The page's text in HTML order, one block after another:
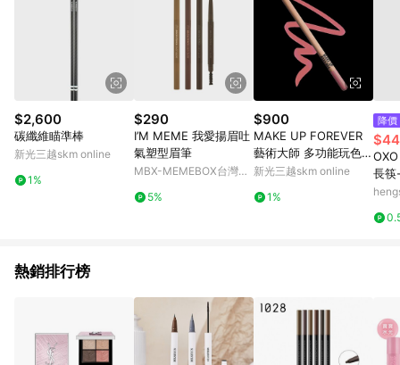
品最高回饋點數」機制 (部分時段開放「回饋無上限」)，以同一
訂單中同一商品不論件數計算，請依訂單成立當下LINE購物的回
$2,600
碳纖維瞄準棒
新光三越skm online
1%
$290
I’M MEME 我愛揚眉吐
氣塑型眉筆
MBX-MEMEBOX台灣官
5%
$900
MAKE UP FOREVER
藝術大師 多功能玩色彩
妝筆 M
新光三越skm online
1%
降價
長筷
熱銷排行榜